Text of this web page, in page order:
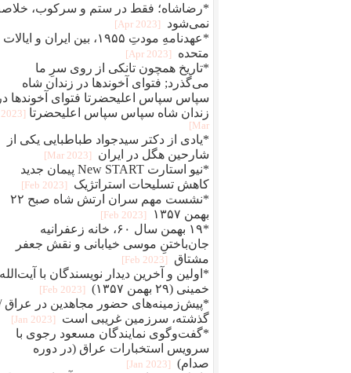
*رضاشاه؛ فقط در ستم و سرکوب،
نمی‌شود
[2023 Apr]
*عهدنامهِ مودتِ ۱۹۵۵، بین ایران و ایالات
متحده
[2023 Apr]
*تاریخ همچون تانکی از روی سرِ ما
می‌گذرد; فتوای آخوندها در زندان شاه
سپاس سپاس اعلیحضرتا فتوای آخوندها در
زندان شاه سپاس سپاس اعلیحضرتا
[2023
Mar]
*یادی از دکتر سیدجواد طباطبایی یکی از
شارحین هگل در ایران
[2023 Mar]
*نیو استارت New START پیمان جدید
کاهش تسلیحات استراتژیک
[2023 Feb]
*نشست مهم سران ارتش شاه صبح ۲۲
بهمن ۱۳۵۷
[2023 Feb]
*۱۹ بهمن سال ۶۰، خانه زعفرانیه
جان‌باختنِ موسی خیابانی و نقش جعفر
مشتاق
[2023 Feb]
*اولین و آخرین دیدار نویسندگان با آیت‌الله
خمینی (۲۹ بهمن ۱۳۵۷)
[2023 Feb]
*پیش‌زمینه‌های حضور مجاهدین در عراق
گذشته، سرزمین غریبی است
[2023 Jan]
*گفت‌وگوی نمایندگان مسعود رجوی با
سرویس استخبارات عراق (در دوره
صدام)
[2023 Jan]